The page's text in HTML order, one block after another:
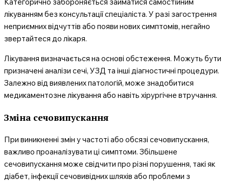
лікуванням без консультації спеціаліста. У разі загострення
неприємних відчуттів або появи нових симптомів, негайно
звертайтеся до лікаря.
Лікування визначається на основі обстеження. Можуть бути
призначені аналізи сечі, УЗД та інші діагностичні процедури.
Залежно від виявлених патологій, може знадобитися
медикаментозне лікування або навіть хірургічне втручання.
Зміна сечовипускання
При виникненні змін у частоті або обсязі сечовипускання,
важливо проаналізувати ці симптоми. Збільшене
сечовипускання може свідчити про різні порушення, такі як
діабет, інфекції сечовивідних шляхів або проблеми з